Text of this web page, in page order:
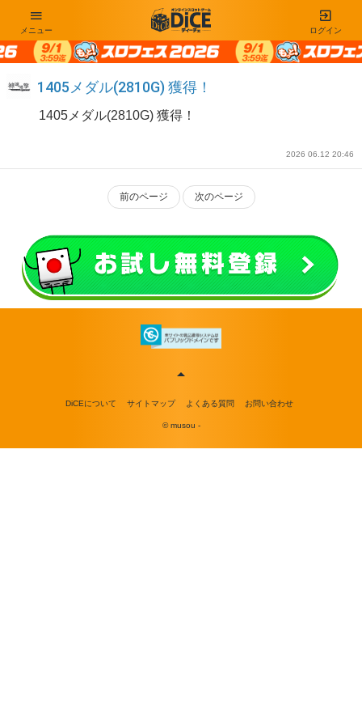
ログイン
メニュー
1405メダル(2810G) 獲得！
1405メダル(2810G) 獲得！
2026 06.12 20:46
前のページ 次のページ
DiCEについて サイトマップ よくある質問 お問い合わせ
© musou -